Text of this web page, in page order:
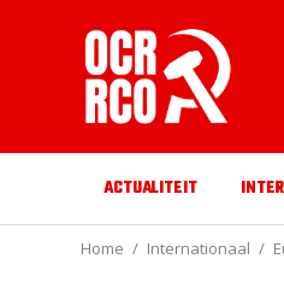
ACTUALITEIT
Home Internationaal